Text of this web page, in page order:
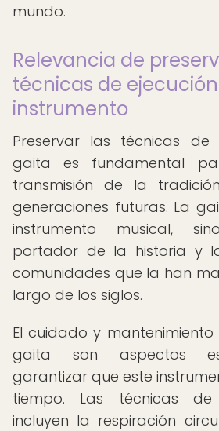
mundo.
Relevancia de
técnicas de
instrumento
Preservar las técnicas
gaita es fundamental
transmisión de la
generaciones futuras. La
instrumento musical,
portador de la historia y
comunidades que la han
largo de los siglos.
El cuidado y
gaita son aspectos
garantizar que este
tiempo. Las técnicas de
incluyen la respiración